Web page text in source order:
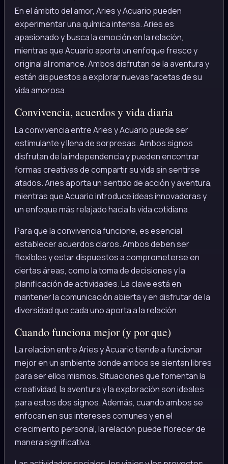
En el ámbito del amor, Aries y Acuario pueden
experimentar una química intensa. Aries es
apasionado y busca la emoción en la relación,
mientras que Acuario aporta un enfoque fresco y
original al romance. Ambos disfrutan de la aventura y
están dispuestos a explorar nuevas facetas de su
vida amorosa.
Convivencia, acuerdos y vida diaria
La convivencia entre Aries y Acuario puede ser
estimulante y llena de sorpresas. Ambos signos
disfrutan de la independencia y pueden encontrar
formas creativas de compartir su vida sin sentirse
atados. Aries aporta un sentido de acción y aventura,
mientras que Acuario introduce ideas innovadoras y
un enfoque más relajado hacia la vida cotidiana.
Para que la convivencia funcione, es esencial
establecer acuerdos claros. Ambos deben ser
flexibles y estar dispuestos a comprometerse en
ciertas áreas, como la toma de decisiones y la
planificación de actividades. La clave está en
mantener la comunicación abierta y en disfrutar de la
diversidad que cada uno aporta a la relación.
Cuando funciona mejor (y por que)
La relación entre Aries y Acuario tiende a funcionar
mejor en un ambiente donde ambos se sientan libres
para ser ellos mismos. Situaciones que fomentan la
creatividad, la aventura y la exploración son ideales
para estos dos signos. Además, cuando ambos se
enfocan en sus intereses comunes y en el
crecimiento personal, la relación puede florecer de
manera significativa.